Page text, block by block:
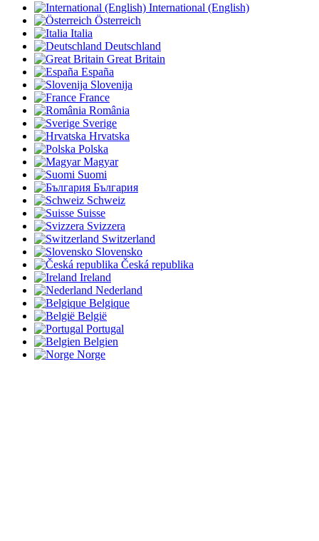
International (English)
Österreich
Italia
Deutschland
Great Britain
España
Slovenija
France
România
Sverige
Hrvatska
Polska
Magyar
Suomi
България
Schweiz
Suisse
Svizzera
Switzerland
Slovensko
Česká republika
Ireland
Nederland
Belgique
België
Portugal
Belgien
Norge